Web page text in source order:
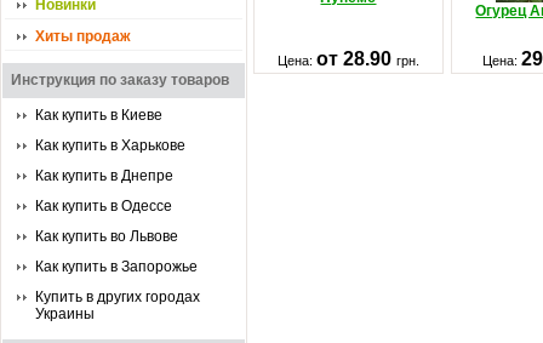
Новинки
Хиты продаж
Инструкция по заказу товаров
Как купить в Киеве
Как купить в Харькове
Как купить в Днепре
Как купить в Одессе
Как купить во Львове
Как купить в Запорожье
Купить в других городах
Украины
Огурец
Цена: от 28.90 грн. Цена: